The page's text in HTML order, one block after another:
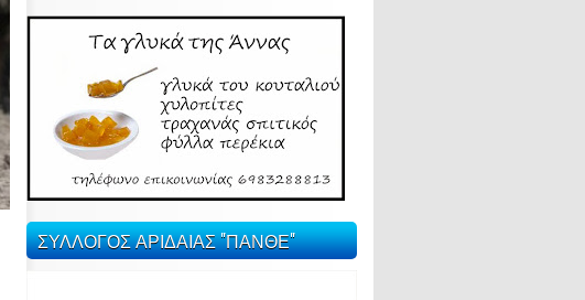
ΣΥΛΛΟΓΟΣ ΑΡΙΔΑΙΑΣ "ΠΑΝΘΕ"